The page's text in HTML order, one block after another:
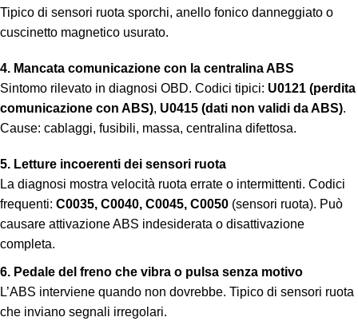
Tipico di sensori ruota sporchi, anello fonico danneggiato o
cuscinetto magnetico usurato.
4. Mancata comunicazione con la centralina ABS
Sintomo rilevato in diagnosi OBD. Codici tipici: U0121 (perdita
comunicazione con ABS), U0415 (dati non validi da ABS).
Cause: cablaggi, fusibili, massa, centralina difettosa.
5. Letture incoerenti dei sensori ruota
La diagnosi mostra velocità ruota errate o intermittenti. Codici
frequenti: C0035, C0040, C0045, C0050 (sensori ruota). Può
causare attivazione ABS indesiderata o disattivazione
completa.
6. Pedale del freno che vibra o pulsa senza motivo
L’ABS interviene quando non dovrebbe. Tipico di sensori ruota
che inviano segnali irregolari.